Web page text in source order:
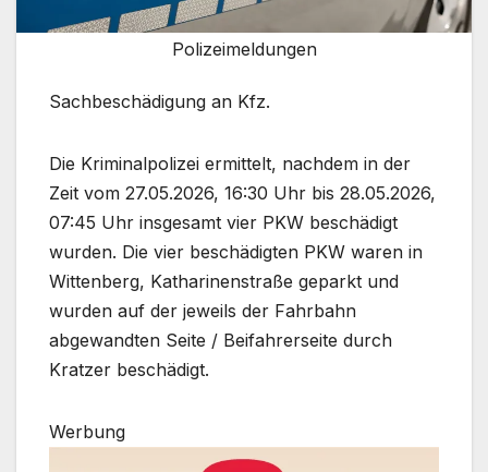
Polizeimeldungen
Sachbeschädigung an Kfz.
Die Kriminalpolizei ermittelt, nachdem in der
Zeit vom 27.05.2026, 16:30 Uhr bis 28.05.2026,
07:45 Uhr insgesamt vier PKW beschädigt
wurden. Die vier beschädigten PKW waren in
Wittenberg, Katharinenstraße geparkt und
wurden auf der jeweils der Fahrbahn
abgewandten Seite / Beifahrerseite durch
Kratzer beschädigt.
Werbung